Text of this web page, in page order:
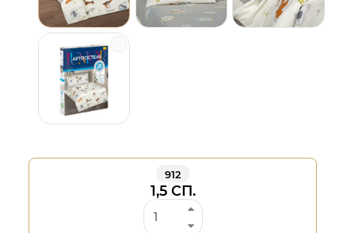
912
1,5 СП.